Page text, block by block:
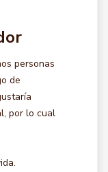
personas
de
por lo cual